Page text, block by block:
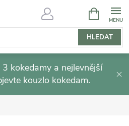
HLEDAT
NÁKUPNÍ
KOŠÍK
kokedamy a nejlevnější
kouzlo kokedam.